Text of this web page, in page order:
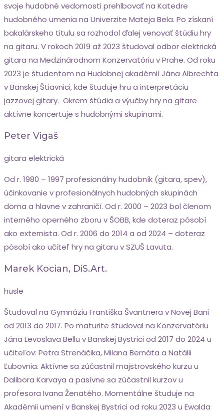
svoje hudobné vedomosti prehlbovať na Katedre
hudobného umenia na Univerzite Mateja Bela. Po získaní
bakalárskeho titulu sa rozhodol ďalej venovať štúdiu hry
na gitaru. V rokoch 2019 až 2023 študoval odbor elektrická
gitara na Medzinárodnom Konzervatóriu v Prahe. Od roku
2023 je študentom na Hudobnej akadémií Jána Albrechta
v Banskej Štiavnici, kde študuje hru a interpretáciu
jazzovej gitary. Okrem štúdia a výučby hry na gitare
aktívne koncertuje s hudobnými skupinami.
Peter Vigaš
gitara elektrická
Od r. 1980 – 1997 profesionálny hudobník (gitara, spev),
účinkovanie v profesionálnych hudobných skupinách
doma a hlavne v zahraničí. Od r. 2000 – 2023 bol členom
interného operného zboru v ŠOBB, kde doteraz pôsobí
ako externista. Od r. 2006 do 2014 a od 2024 – doteraz
pôsobí ako učiteľ hry na gitaru v SZUŠ Lavuta.
Marek Kocian, DiS.art.
husle
Študoval na Gymnáziu Františka Švantnera v Novej Bani
od 2013 do 2017. Po maturite študoval na Konzervatóriu
Jána Levoslava Bellu v Banskej Bystrici od 2017 do 2024 u
učiteľov: Petra Strenáčika, Milana Bernáta a Natálii
Ľubovnia. Aktívne sa zúčastnil majstrovského kurzu u
Dalibora Karvaya a pasívne sa zúčastnil kurzov u
profesora Ivana Ženatého. Momentálne študuje na
Akadémii umení v Banskej Bystrici od roku 2023 u Ewalda